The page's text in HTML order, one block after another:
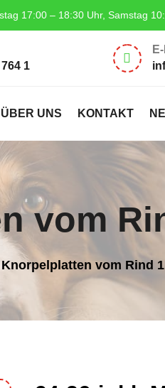
17:00 – 18:30 Uhr, Samstag
1

ÜBER UNS KONTAKT
vom
Knorpelplatten vom Rind